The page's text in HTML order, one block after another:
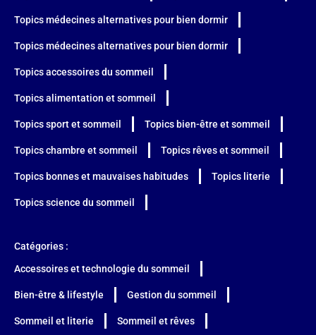
Topics médecines alternatives pour bien dormir
Topics médecines alternatives pour bien dormir
Topics accessoires du sommeil
Topics alimentation et sommeil
Topics sport et sommeil Topics bien-être et sommeil
Topics chambre et sommeil Topics rêves et sommeil
Topics bonnes et mauvaises habitudes Topics literie
Topics science du sommeil
Catégories :
Accessoires et technologie du sommeil
Bien-être & lifestyle Gestion du sommeil
Sommeil et literie Sommeil et rêves